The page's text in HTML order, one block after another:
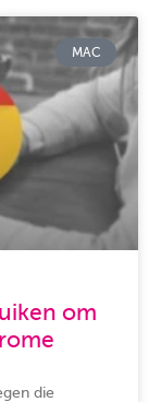
MAC
om
die